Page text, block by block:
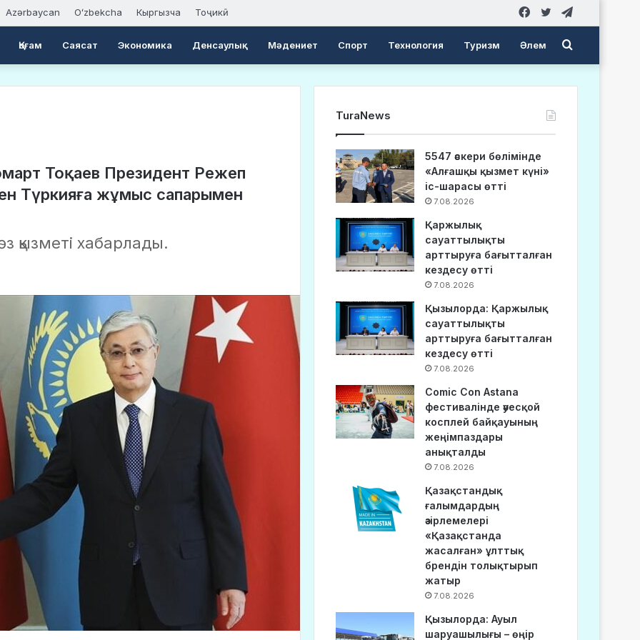
Azərbaycan Oʻzbekcha Кыргызча Тоҷикӣ Twitter
Facebook
Қоғам Саясат Экономика Денсаулық Мәдениет Спорт Технология Туризм Әлем Search
for
Тоқаев Президент Режеп
Түркияға жұмыс сапарымен
қызметі хабарлады.
TuraNews
5547 әскери бөлімінде
«Алғашқы қызмет күні»
іс-шарасы өтті
7.08.2026
Қаржылық
сауаттылықты
арттыруға бағытталған
кездесу өтті
7.08.2026
Қызылорда: Қаржылық
сауаттылықты
арттыруға бағытталған
кездесу өтті
7.08.2026
Comic Con Astana
фестивалінде әуесқой
косплей байқауының
жеңімпаздары
анықталды
7.08.2026
Қазақстандық
ғалымдардың
әзірлемелері
«Қазақстанда
жасалған» ұлттық
брендін толықтырып
жатыр
7.08.2026
Қызылорда: Ауыл
шаруашылығы – өңір